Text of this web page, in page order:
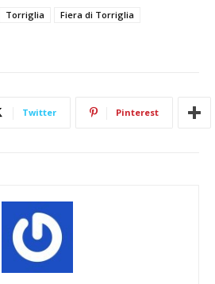
Torriglia
Fiera di Torriglia
Twitter Pinterest